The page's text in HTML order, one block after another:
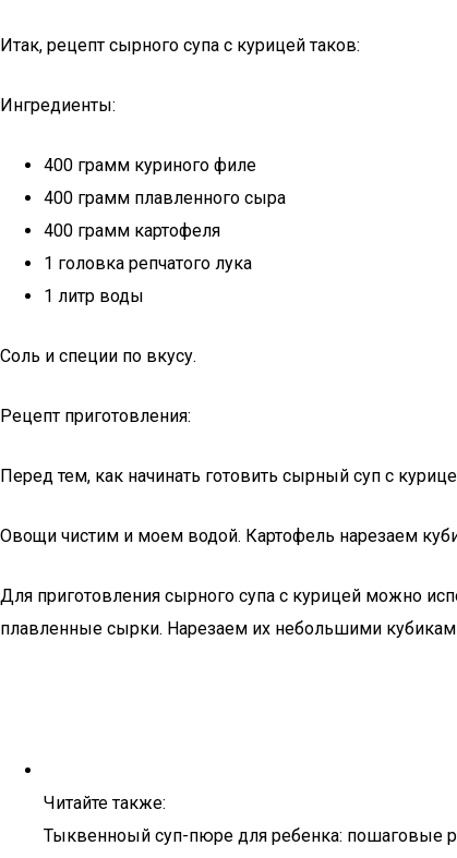
Итак, рецепт сырного супа с курицей таков:
Ингредиенты:
400 грамм куриного филе
400 грамм плавленного сыра
400 грамм картофеля
1 головка репчатого лука
1 литр воды
Соль и специи по вкусу.
Рецепт приготовления:
Перед тем, как начинать готовить сырный суп с
Овощи чистим и моем водой. Картофель нарезаем
Для приготовления сырного супа с курицей можно
плавленные сырки. Нарезаем их небольшими
Читайте также:
Тыквенноый суп-пюре для ребенка: пошаговые